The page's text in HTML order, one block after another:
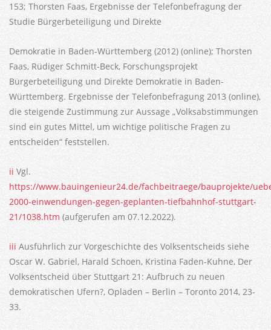
153; Thorsten Faas, Ergebnisse der Telefonbefragung der
Studie Bürgerbeteiligung und Direkte
Demokratie in Baden-Württemberg (2012) (online); Thorsten
Faas, Rüdiger Schmitt-Beck, Forschungsprojekt
Bürgerbeteiligung und Direkte Demokratie in Baden-
Württemberg. Ergebnisse der Telefonbefragung 2013 (online),
die steigende Zustimmung zur Aussage „Volksabstimmungen
sind ein gutes Mittel, um wichtige politische Fragen zu
entscheiden“ feststellen.
ii Vgl.
https://www.bauingenieur24.de/fachbeitraege/bauprojekte/
2000-einwendungen-gegen-geplanten-tiefbahnhof-stuttgart-
21/1038.htm (aufgerufen am 07.12.2022).
iii Ausführlich zur Vorgeschichte des Volksentscheids siehe
Oscar W. Gabriel, Harald Schoen, Kristina Faden-Kuhne, Der
Volksentscheid über Stuttgart 21: Aufbruch zu neuen
demokratischen Ufern?, Opladen – Berlin – Toronto 2014, 23-
33.